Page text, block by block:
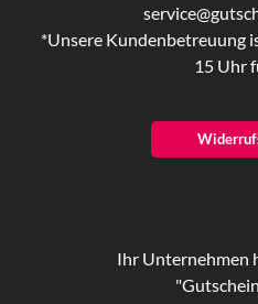
*Unsere Kundenbetreuung
15 Uhr
Ihr Unternehmen